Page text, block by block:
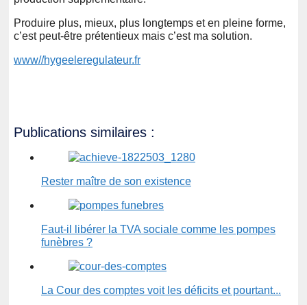
Produire plus, mieux, plus longtemps et en pleine forme,
c’est peut-être prétentieux mais c’est ma solution.
www//hygeeleregulateur.fr
Publications similaires :
Rester maître de son existence
Faut-il libérer la TVA sociale comme les pompes
funèbres ?
La Cour des comptes voit les déficits et pourtant...